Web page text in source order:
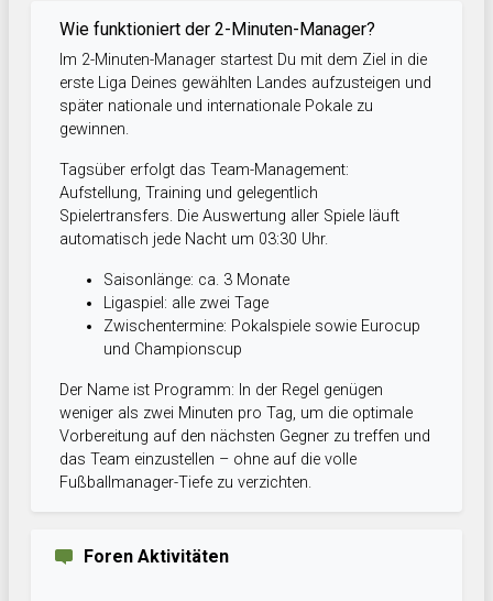
Wie funktioniert der 2-Minuten-Manager?
Im 2-Minuten-Manager startest Du mit dem Ziel in die
erste Liga Deines gewählten Landes aufzusteigen und
später nationale und internationale Pokale zu
gewinnen.
Tagsüber erfolgt das Team-Management:
Aufstellung, Training und gelegentlich
Spielertransfers. Die Auswertung aller Spiele läuft
automatisch jede Nacht um 03:30 Uhr.
Saisonlänge: ca. 3 Monate
Ligaspiel: alle zwei Tage
Zwischentermine: Pokalspiele sowie Eurocup
und Championscup
Der Name ist Programm: In der Regel genügen
weniger als zwei Minuten pro Tag, um die optimale
Vorbereitung auf den nächsten Gegner zu treffen und
das Team einzustellen – ohne auf die volle
Fußballmanager-Tiefe zu verzichten.
Foren Aktivitäten